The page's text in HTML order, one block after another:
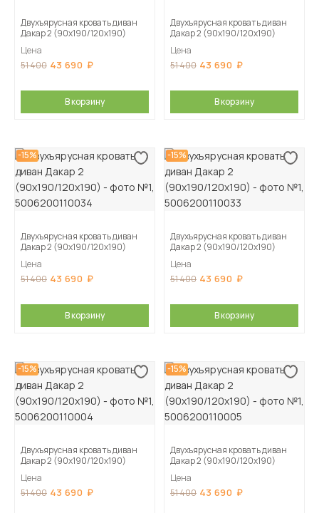
Двухъярусная кровать диван
Дакар 2 (90х190/120х190)
Цена
51 400 43 690
В корзину
Двухъярусная кровать диван
Дакар 2 (90х190/120х190)
Цена
51 400 43 690
В корзину
-15%
Двухъярусная кровать диван
Дакар 2 (90х190/120х190)
Цена
51 400 43 690
В корзину
-15%
Двухъярусная кровать диван
Дакар 2 (90х190/120х190)
Цена
51 400 43 690
В корзину
-15%
Двухъярусная кровать диван
Дакар 2 (90х190/120х190)
Цена
51 400 43 690
-15%
Двухъярусная кровать диван
Дакар 2 (90х190/120х190)
Цена
51 400 43 690